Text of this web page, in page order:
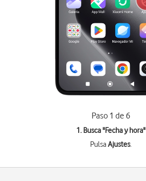
Paso 1 de 6
1. Busca "Fecha y hora"
PulsaAjustes.